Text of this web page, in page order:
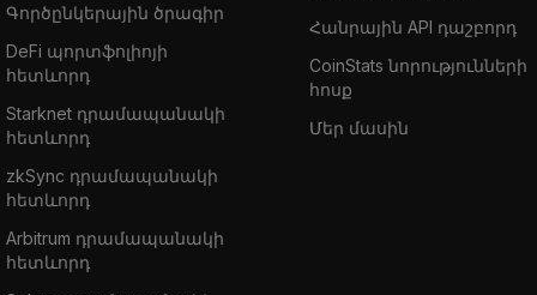
Գործընկերային ծրագիր
DeFi պորտֆոլիոյի
հետևորդ
Starknet դրամապանակի
հետևորդ
zkSync դրամապանակի
հետևորդ
Arbitrum դրամապանակի
հետևորդ
Հանրային API դաշբորդ
CoinStats նորությունների
հոսք
Մեր մասին